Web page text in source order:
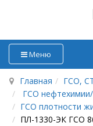
Меню
Главная
ГСО,
ГСО
ГСО плотности
ПЛ-1330-ЭК ГСО